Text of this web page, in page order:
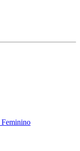
Feminino